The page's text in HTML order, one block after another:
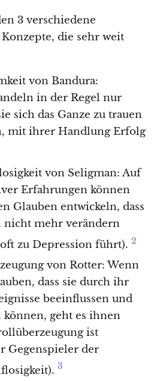
3 verschiedene
die sehr weit
von Bandura:
in der Regel nur
sich das Ganze zu trauen
mit ihrer Handlung Erfolg
von Seligman: Auf
Erfahrungen können
Glauben entwickeln, dass
nicht mehr verändern
zu Depression führt). 2
von Rotter: Wenn
dass sie durch ihr
beeinflussen und
geht es ihnen
ist
Gegenspieler der
3